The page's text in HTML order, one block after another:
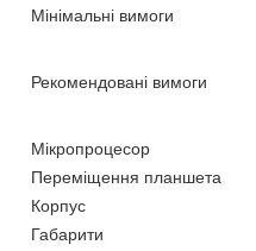
Мінімальні вимоги
Рекомендовані вимоги
Мікропроцесор
Переміщення планшета
Корпус
Габарити